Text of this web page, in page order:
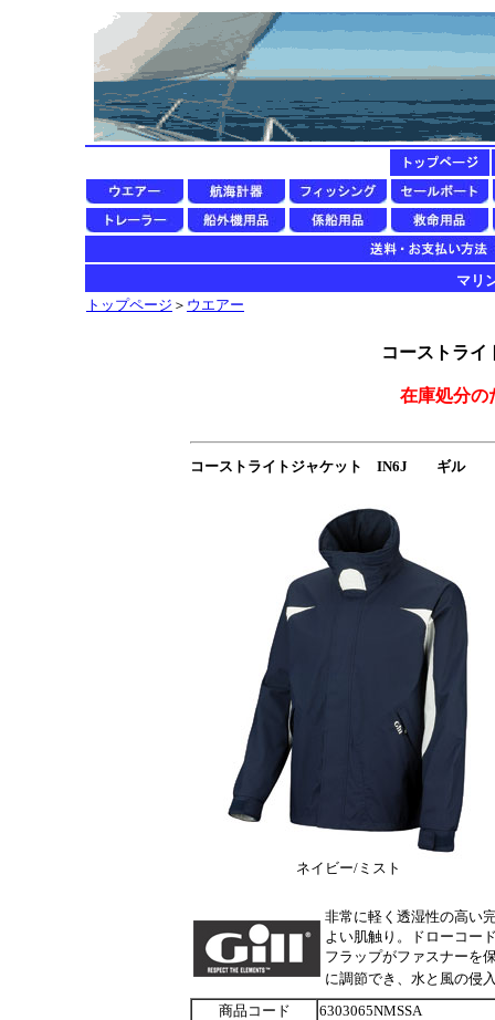
マリ
トップページ ＞ ウエアー
コーストラ
在庫処分の
コーストライトジャケット IN6J ギル
ネイビー/ミスト
非常に軽く透湿性の高い
よい肌触り。ドローコー
フラップがファスナーを
に調節でき、水と風の侵
商品コード
6303065NMSSA